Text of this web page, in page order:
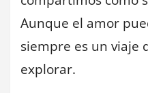
Aunque el amor
siempre es un viaje
explorar.